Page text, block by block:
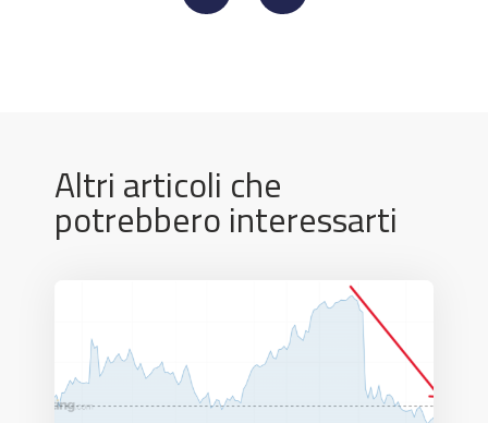
Altri articoli che
potrebbero interessarti